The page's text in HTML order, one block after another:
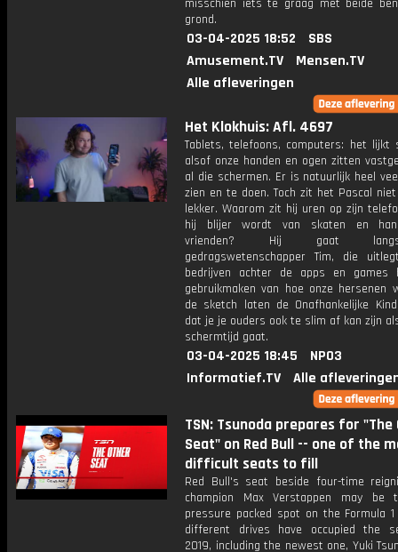
misschien iets te graag met beide
grond.
03-04-2025 18:52
SBS
Amusement.TV
Mensen.TV
Alle afleveringen
Het Klokhuis: Afl. 4697
Tablets, telefoons, computers: het lijkt
alsof onze handen en ogen zitten
al die schermen. Er is natuurlijk heel
zien en te doen. Toch zit het Pascal
lekker. Waarom zit hij uren op zijn
hij blijer wordt van skaten en
vrienden? Hij gaat
gedragswetenschapper Tim, die
bedrijven achter de apps en games
gebruikmaken van hoe onze hersenen
de sketch laten de Onafhankelijke
dat je je ouders ook te slim af kan zijn
schermtijd gaat.
03-04-2025 18:45
NPO3
Informatief.TV
Alle
TSN: Tsunoda prepares for "The
Seat" on Red Bull -- one of the
difficult seats to fill
Red Bull's seat beside four-time
champion Max Verstappen may be
pressure packed spot on the Formula 1
different drives have occupied the
2019, including the newest one, Yuki